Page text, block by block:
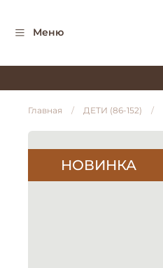
Меню
Главная ДЕТИ (86-152)
НОВИНКА